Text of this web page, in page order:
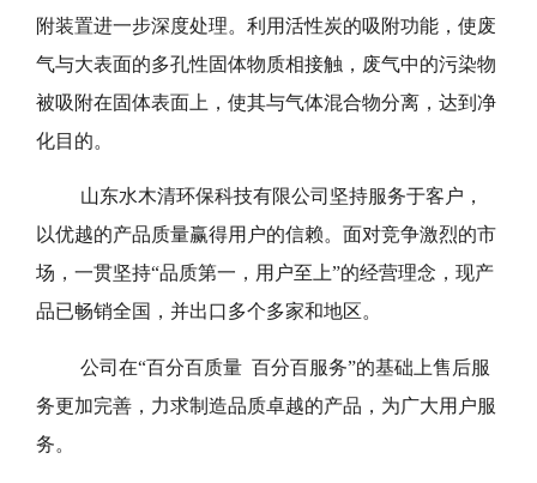
附装置进一步深度处理。利用活性炭的吸附功能，使废
气与大表面的多孔性固体物质相接触，废气中的污染物
被吸附在固体表面上，使其与气体混合物分离，达到净
化目的。
山东水木清环保科技有限公司坚持服务于客户，
以优越的产品质量赢得用户的信赖。面对竞争激烈的市
场，一贯坚持“品质第一，用户至上”的经营理念，现产
品已畅销全国，并出口多个多家和地区。
公司在“百分百质量 百分百服务”的基础上售后服
务更加完善，力求制造品质卓越的产品，为广大用户服
务。